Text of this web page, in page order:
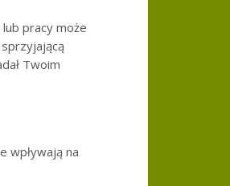
pracy może
Twoim
wpływają na